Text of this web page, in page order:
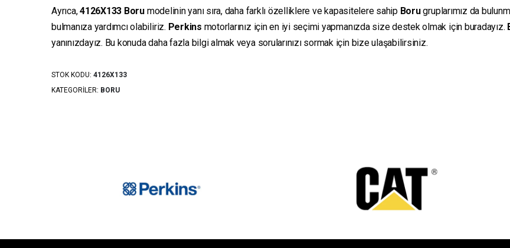
Ayrıca,4126X133 Boru modelinin yanı sıra, daha farklı özelliklere ve kapasitelere sahip Borugruplarımız da
bulmanıza yardımcı olabiliriz. Perkins motorlarınız için en iyi seçimi yapmanızda size destek olmak için buradayız.
yanınızdayız. Bu konuda daha fazla bilgi almak veya sorularınızı sormak için bize ulaşabilirsiniz.
STOK KODU: 4126X133
KATEGORILER: BORU